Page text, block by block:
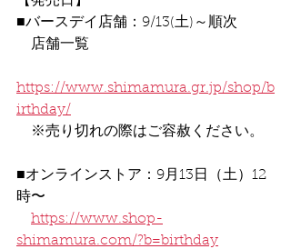
■バースデイ店舗：9/13(土)～順次
店舗一覧
https://www.shimamura.gr.jp/shop/b
irthday/
※売り切れの際はご容赦ください。
■オンラインストア：9月13日（土）12
時〜
https://www.shop-
shimamura.com/?b=birthday